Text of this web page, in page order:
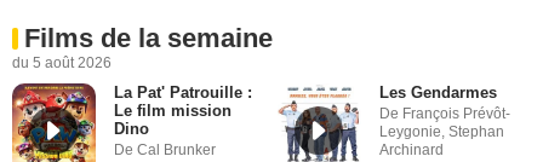
Films de la semaine
du 5 août 2026
La Pat' Patrouille :
Le film mission
Dino
De Cal Brunker
Les Gendarmes
De François Prévôt-
Leygonie, Stephan
Archinard